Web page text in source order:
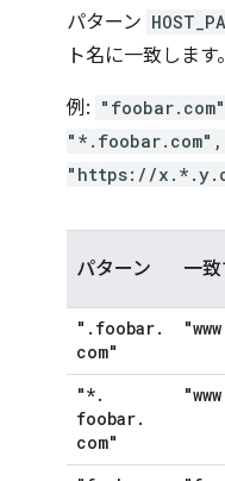
パターン
ト名に一致します
例:
"https://
パターン 一
" . foobar.
com"
"www
"*.
foobar.
com"
"www